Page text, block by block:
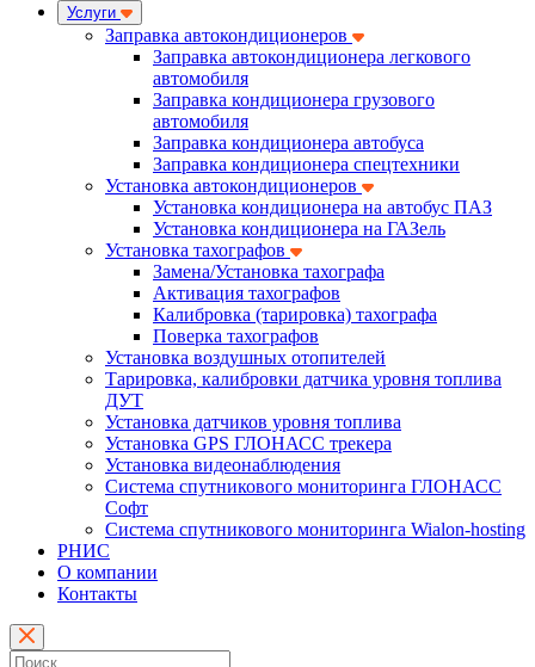
Услуги
Заправка автокондиционеров
Заправка автокондиционера легкового
автомобиля
Заправка кондиционера грузового
автомобиля
Заправка кондиционера автобуса
Заправка кондиционера спецтехники
Установка автокондиционеров
Установка кондиционера на автобус ПАЗ
Установка кондиционера на ГАЗель
Установка тахографов
Замена/Установка тахографа
Активация тахографов
Калибровка (тарировка) тахографа
Поверка тахографов
Установка воздушных отопителей
Тарировка, калибровки датчика уровня топлива
ДУТ
Установка датчиков уровня топлива
Установка GPS ГЛОНАСС трекера
Установка видеонаблюдения
Система спутникового мониторинга ГЛОНАСС
Софт
Система спутникового мониторинга Wialon-hosting
РНИС
О компании
Контакты